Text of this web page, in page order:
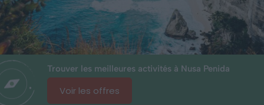
Trouver les meilleures activités à Nusa Penida
Voir les offres